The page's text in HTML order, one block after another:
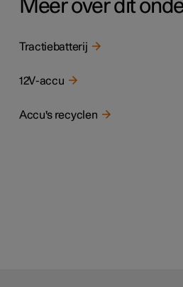
Meer over dit
Tractiebatterij
12V-accu
Accu's recyclen